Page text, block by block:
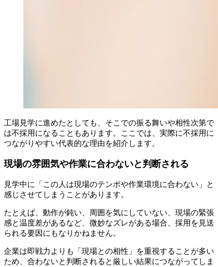
工場見学に進めたとしても、そこでの振る舞いや相性次第で
は不採用になることもあります。ここでは、実際に不採用に
つながりやすい代表的な理由を紹介します。
現場の雰囲気や作業に合わないと判断される
見学中に「この人は現場のテンポや作業環境に合わない」と
感じさせてしまうことがあります。
たとえば、動作が鈍い、周囲を気にしていない、現場の緊張
感と温度差があるなど、微妙なズレがある場合、採用を見送
られる要因にもなりかねません。
企業は即戦力よりも「現場との相性」を重視することが多い
ため、合わないと判断されると厳しい結果につながってしま